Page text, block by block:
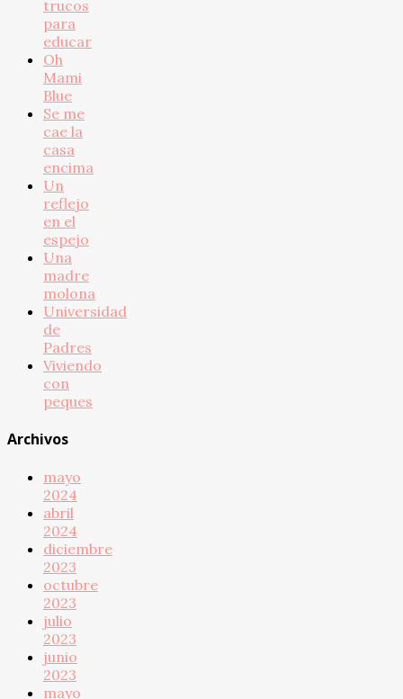
trucos
para
educar
Oh
Mami
Blue
Se me
cae la
casa
encima
Un
reflejo
en el
espejo
Una
madre
molona
Universidad
de
Padres
Viviendo
con
peques
Archivos
mayo
2024
abril
2024
diciembre
2023
octubre
2023
julio
2023
junio
2023
mayo